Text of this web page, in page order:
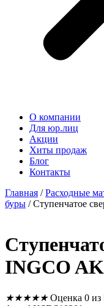
О компании
Для юр.лиц
Акции
Хиты продаж
Блог
Контакты
Главная /Расходные
буры / Ступенчатое
INGCO
★★★★★ Оценка 0 из